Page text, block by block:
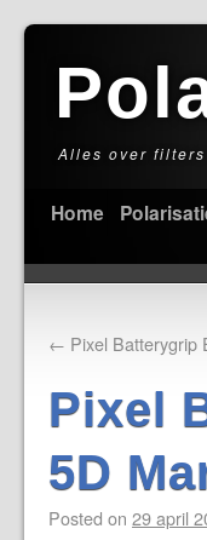
Alles over filters
Home
← Pixel Batterygrip
Pixel
5D
Posted on 29 april